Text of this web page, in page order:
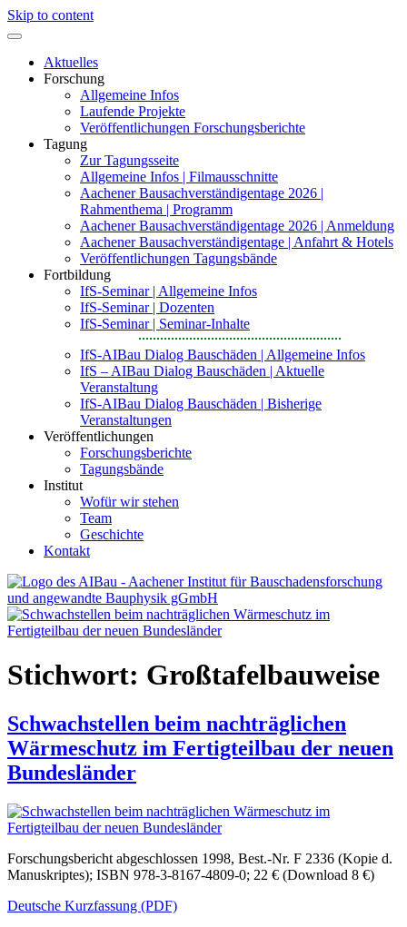
Skip to content
Aktuelles
Forschung
Allgemeine Infos
Laufende Projekte
Veröffentlichungen Forschungsberichte
Tagung
Zur Tagungsseite
Allgemeine Infos | Filmausschnitte
Aachener Bausachverständigentage 2026 |
Rahmenthema | Programm
Aachener Bausachverständigentage 2026 | Anmeldung
Aachener Bausachverständigentage | Anfahrt & Hotels
Veröffentlichungen Tagungsbände
Fortbildung
IfS-Seminar | Allgemeine Infos
IfS-Seminar | Dozenten
IfS-Seminar | Seminar-Inhalte
IfS-AIBau Dialog Bauschäden | Allgemeine Infos
IfS – AIBau Dialog Bauschäden | Aktuelle
Veranstaltung
IfS-AIBau Dialog Bauschäden | Bisherige
Veranstaltungen
Veröffentlichungen
Forschungsberichte
Tagungsbände
Institut
Wofür wir stehen
Team
Geschichte
Kontakt
AIBau – Aachener Institut für Bauschadensforschung und
Stichwort: Großtafelbauweise
Schwachstellen beim nachträglichen
Wärmeschutz im Fertigteilbau der neuen
Bundesländer
Forschungsbericht abgeschlossen 1998, Best.-Nr. F 2336 (Kopie d.
Manuskriptes); ISBN 978-3-8167-4809-0; 22 € (Download 8 €)
Deutsche Kurzfassung (PDF)